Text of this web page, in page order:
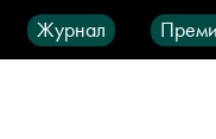
Журнал
Город IT-